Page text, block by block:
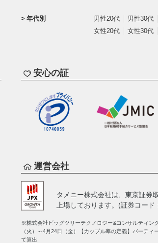
年代別 男性20代 男性30代
女性20代
女性30代
安心の証
運営会社
タメニー株式会社は、 東京証券
上場しております。(証券コード
※株式会社ビッグツリーテクノロジー&コンサルティン
（火）～4月24日（金）【カップル率の定義】パーテ
て算出